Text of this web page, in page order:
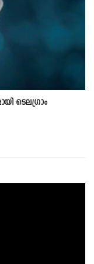
ടെലഗ്രാം